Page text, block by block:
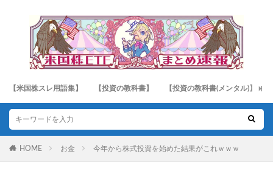
【米国株スレ用語集】 【投資の教科書】 【投資の教科書(メンタル)】
HOME お金 今年から株式投資を始めた結果がこれｗｗｗ